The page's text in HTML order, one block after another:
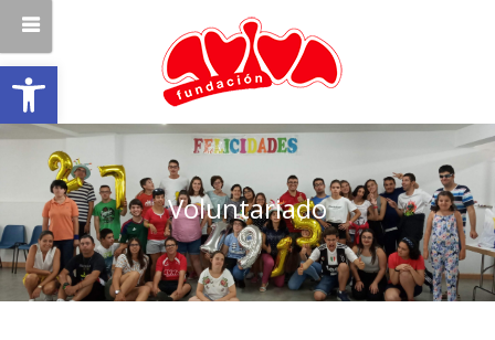
Abrir barra de herramientas
Voluntariado